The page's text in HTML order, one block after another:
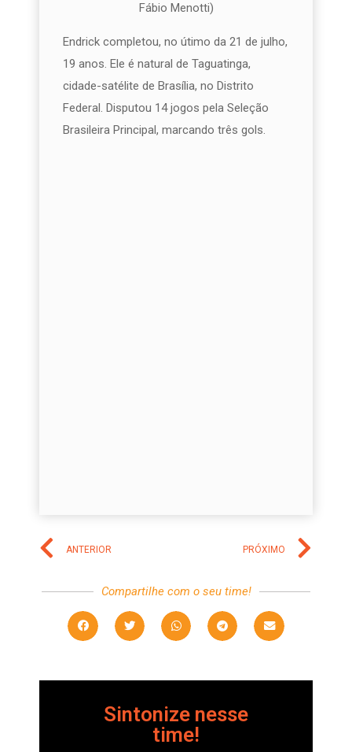
Fábio Menotti)
Endrick completou, no útimo da 21 de julho,
19 anos. Ele é natural de Taguatinga,
cidade-satélite de Brasília, no Distrito
Federal. Disputou 14 jogos pela Seleção
Brasileira Principal, marcando três gols.
ANTERIOR PRÓXIMO
Compartilhe com o seu time!
Sintonize nesse
time!